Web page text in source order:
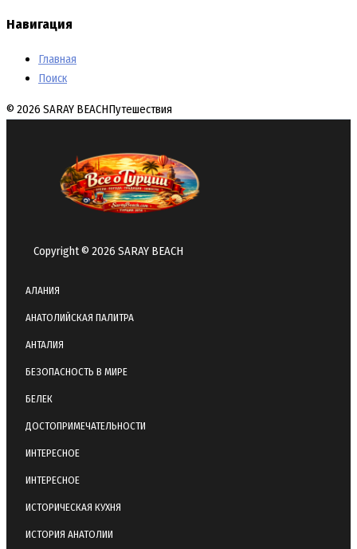
Навигация
Главная
Поиск
© 2026 SARAY BEACHПутешествия
Copyright © 2026 SARAY BEACH
АЛАНИЯ
АНАТОЛИЙСКАЯ ПАЛИТРА
АНТАЛИЯ
БЕЗОПАСНОСТЬ В МИРЕ
БЕЛЕК
ДОСТОПРИМЕЧАТЕЛЬНОСТИ
ИНТЕРЕСНОЕ
ИНТЕРЕСНОЕ
ИСТОРИЧЕСКАЯ КУХНЯ
ИСТОРИЯ АНАТОЛИИ